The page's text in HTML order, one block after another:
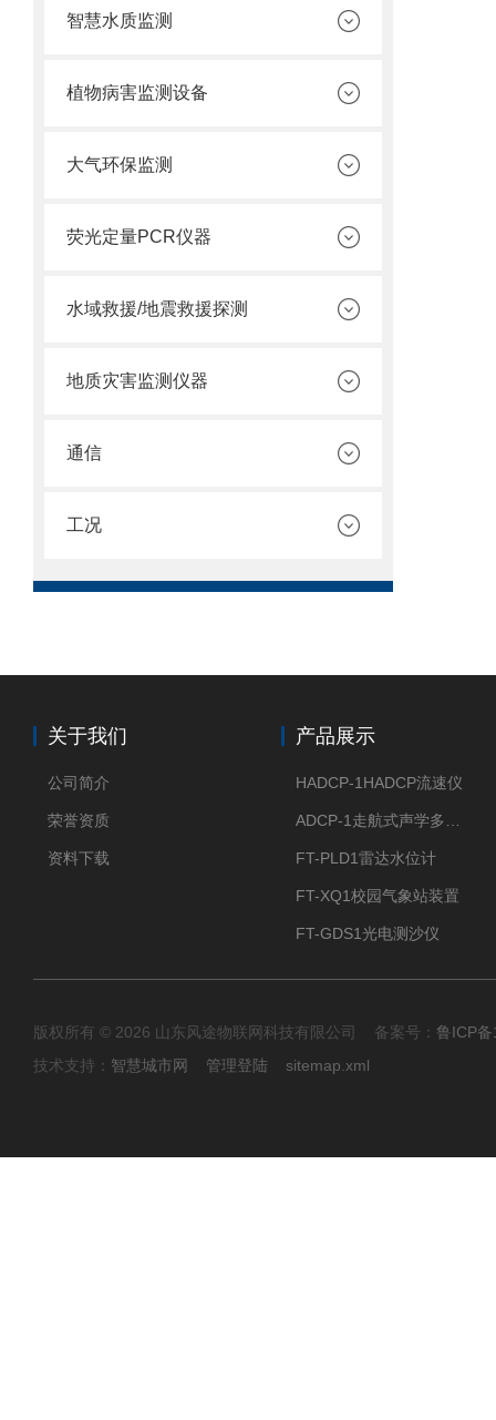
智慧水质监测
植物病害监测设备
大气环保监测
荧光定量PCR仪器
水域救援/地震救援探测
地质灾害监测仪器
通信
工况
关于我们
公司简介
荣誉资质
资料下载
产品展示
HADCP-1HADCP流速仪
FT-PLD1雷达水位计
FT-XQ1校园气象站装置
FT-GDS1光电测沙仪
版权所有 © 2026 山东风途物联网科技有限公司 备案号： 鲁ICP
技术支持： 智慧城市网 管理登陆 sitemap.xml